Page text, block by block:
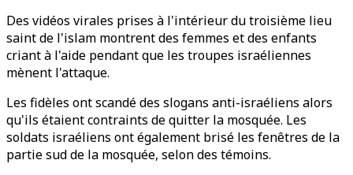
Des vidéos virales prises à l'intérieur du troisième lieu
saint de l'islam montrent des femmes et des enfants
criant à l'aide pendant que les troupes israéliennes
mènent l'attaque.
Les fidèles ont scandé des slogans anti-israéliens alors
qu'ils étaient contraints de quitter la mosquée. Les
soldats israéliens ont également brisé les fenêtres de la
partie sud de la mosquée, selon des témoins.